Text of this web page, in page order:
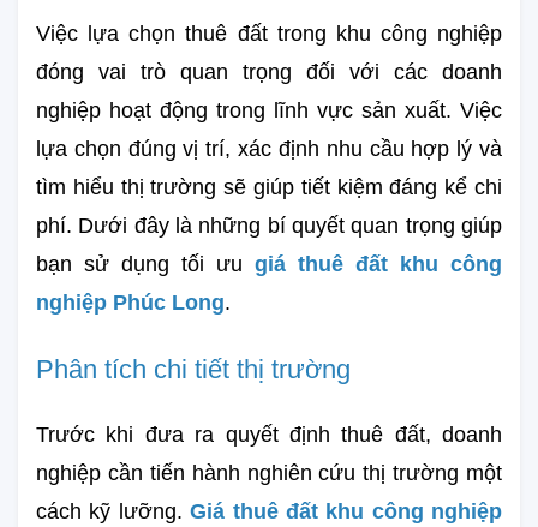
Việc lựa chọn thuê đất trong khu công nghiệp
đóng vai trò quan trọng đối với các doanh
nghiệp hoạt động trong lĩnh vực sản xuất. Việc
lựa chọn đúng vị trí, xác định nhu cầu hợp lý và
tìm hiểu thị trường sẽ giúp tiết kiệm đáng kể chi
phí. Dưới đây là những bí quyết quan trọng giúp
bạn sử dụng tối ưu giá thuê đất khu công
nghiệp Phúc Long.
Phân tích chi tiết thị trường
Trước khi đưa ra quyết định thuê đất, doanh
nghiệp cần tiến hành nghiên cứu thị trường một
cách kỹ lưỡng. Giá thuê đất khu công nghiệp